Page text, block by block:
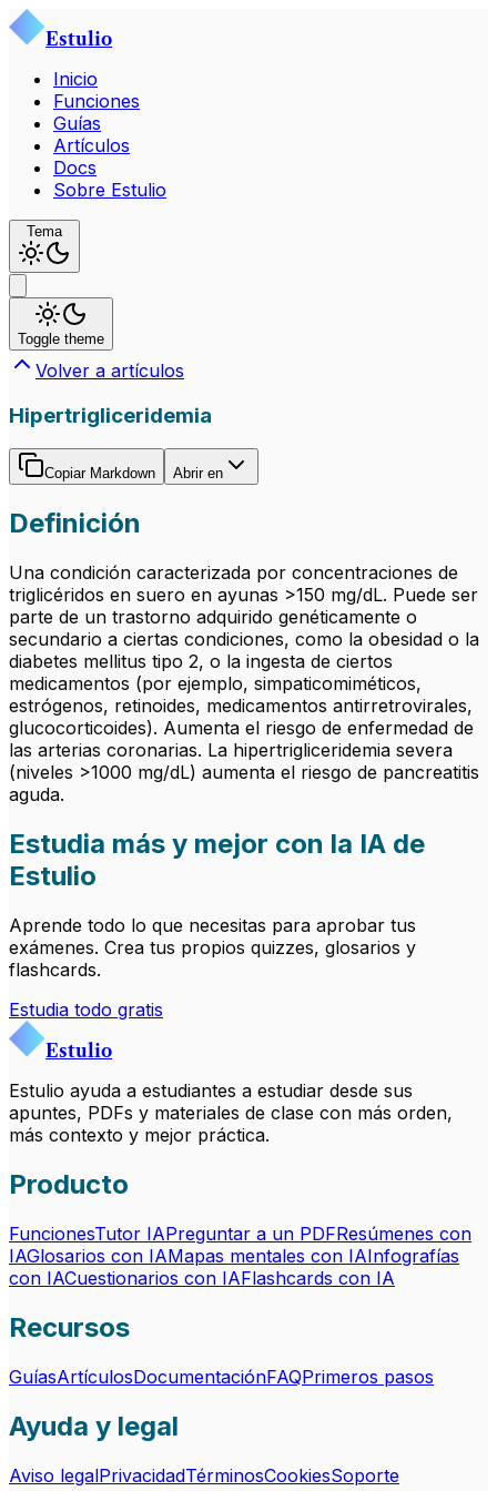
Estulio
Inicio
Funciones
Guías
Artículos
Docs
Sobre Estulio
Tema
Toggle theme
Volver a artículos
Hipertrigliceridemia
Copiar Markdown Abrir en
Definición
Una condición caracterizada por concentraciones de
triglicéridos en suero en ayunas >150 mg/dL. Puede ser
parte de un trastorno adquirido genéticamente o
secundario a ciertas condiciones, como la obesidad o la
diabetes mellitus tipo 2, o la ingesta de ciertos
medicamentos (por ejemplo, simpaticomiméticos,
estrógenos, retinoides, medicamentos antirretrovirales,
glucocorticoides). Aumenta el riesgo de enfermedad de
las arterias coronarias. La hipertrigliceridemia severa
(niveles >1000 mg/dL) aumenta el riesgo de pancreatitis
aguda.
Estudia más y mejor con la IA de
Estulio
Aprende todo lo que necesitas para aprobar tus
exámenes. Crea tus propios quizzes, glosarios y
flashcards.
Estudia todo gratis
Estulio
Estulio ayuda a estudiantes a estudiar desde sus
apuntes, PDFs y materiales de clase con más orden,
más contexto y mejor práctica.
Producto
FuncionesTutor IAPreguntar a un PDFResúmenes con
IAGlosarios con IAMapas mentales con IAInfografías
con IACuestionarios con IAFlashcards con IA
Recursos
GuíasArtículosDocumentaciónFAQPrimeros pasos
Ayuda y legal
Aviso legalPrivacidadTérminosCookiesSoporte